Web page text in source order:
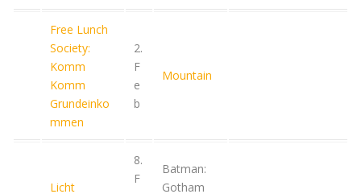
Free Lunch
Society:
Komm
Komm
Grundeinko
mmen
2.
F
e
b
Mountain
Licht
8.
F
Batman:
Gotham